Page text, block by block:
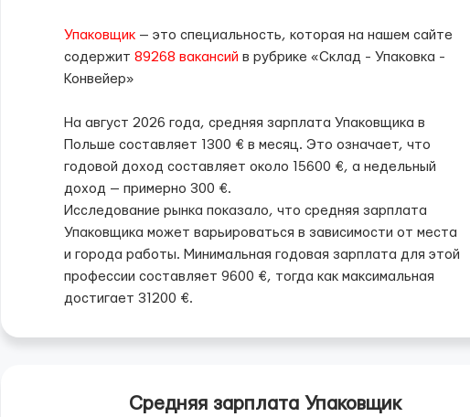
Упаковщик — это специальность, которая на нашем сайте
содержит89268 вакансий в рубрике «Склад - Упаковка -
Конвейер»
На август 2026 года, средняя зарплата Упаковщика в
Польше составляет 1300 € в месяц. Это означает, что
годовой доход составляет около 15600 €, а недельный
доход — примерно 300 €.
Исследование рынка показало, что средняя зарплата
Упаковщика может варьироваться в зависимости от места
и города работы. Минимальная годовая зарплата для этой
профессии составляет 9600 €, тогда как максимальная
достигает 31200 €.
Средняя зарплата Упаковщик